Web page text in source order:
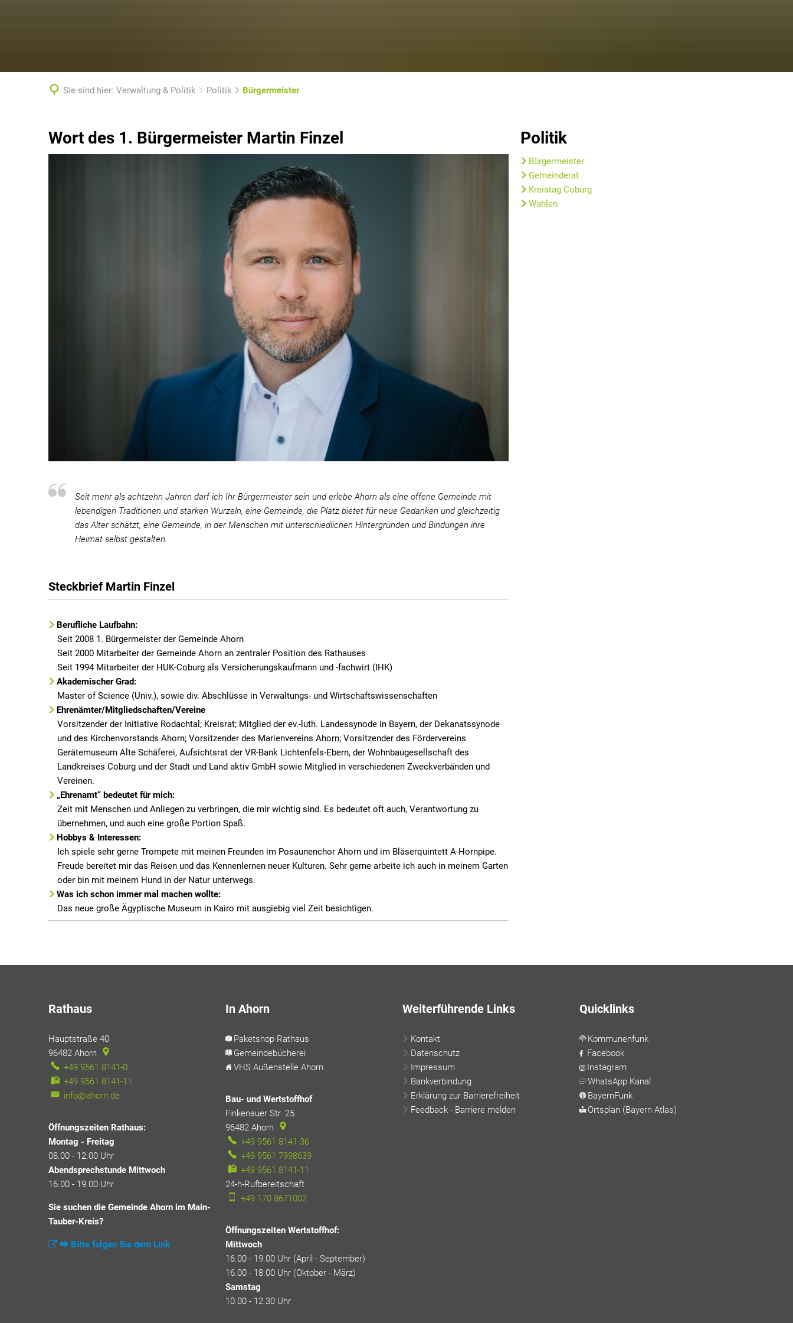
Sie sind hier: Verwaltung & Politik Politik Bürgermeister
Bürgermeister
Wort des 1. Bürgermeister Martin Finzel
Seit mehr als achtzehn Jahren darf ich Ihr Bürgermeister sein und erlebe Ahorn als eine offene Gemeinde mit
lebendigen Traditionen und starken Wurzeln, eine Gemeinde, die Platz bietet für neue Gedanken und gleichzeitig
das Alter schätzt, eine Gemeinde, in der Menschen mit unterschiedlichen Hintergründen und Bindungen ihre
Heimat selbst gestalten.
Steckbrief Martin Finzel
Berufliche Laufbahn:
Seit 2008 1. Bürgermeister der Gemeinde Ahorn
Seit 2000 Mitarbeiter der Gemeinde Ahorn an zentraler Position des Rathauses
Seit 1994 Mitarbeiter der HUK-Coburg als Versicherungskaufmann und -fachwirt (IHK)
Akademischer Grad:
Master of Science (Univ.), sowie div. Abschlüsse in Verwaltungs- und Wirtschaftswissenschaften
Ehrenämter/Mitgliedschaften/Vereine
Vorsitzender der Initiative Rodachtal; Kreisrat; Mitglied der ev.-luth. Landessynode in Bayern, der Dekanatssynode
und des Kirchenvorstands Ahorn; Vorsitzender des Marienvereins Ahorn; Vorsitzender des Fördervereins
Gerätemuseum Alte Schäferei, Aufsichtsrat der VR-Bank Lichtenfels-Ebern, der Wohnbaugesellschaft des
Landkreises Coburg und der Stadt und Land aktiv GmbH sowie Mitglied in verschiedenen Zweckverbänden und
Vereinen.
„Ehrenamt“ bedeutet für mich:
Zeit mit Menschen und Anliegen zu verbringen, die mir wichtig sind. Es bedeutet oft auch, Verantwortung zu
übernehmen, und auch eine große Portion Spaß.
Hobbys & Interessen:
Ich spiele sehr gerne Trompete mit meinen Freunden im Posaunenchor Ahorn und im Bläserquintett A-Hornpipe.
Freude bereitet mir das Reisen und das Kennenlernen neuer Kulturen. Sehr gerne arbeite ich auch in meinem Garten
oder bin mit meinem Hund in der Natur unterwegs.
Was ich schon immer mal machen wollte:
Das neue große Ägyptische Museum in Kairo mit ausgiebig viel Zeit besichtigen.
Politik
Bürgermeister
Gemeinderat
Kreistag Coburg
Wahlen
Rathaus
Hauptstraße 40
96482 Ahorn
+49 9561 8141-0
+49 9561 8141-11
info@ahorn.de
Öffnungszeiten Rathaus:
Montag - Freitag
08.00 - 12.00 Uhr
Abendsprechstunde Mittwoch
16.00 - 19.00 Uhr
Sie suchen die Gemeinde Ahorn im Main-
Tauber-Kreis?
⮕ Bitte folgen Sie dem Link
In Ahorn
Paketshop Rathaus
Gemeindebücherei
VHS Außenstelle Ahorn
Bau- und Wertstoffhof
Finkenauer Str. 25
96482 Ahorn
+49 9561 8141-36
+49 9561 7998639
+49 9561 8141-11
24-h-Rufbereitschaft
+49 170 8671002
Öffnungszeiten Wertstoffhof:
Mittwoch
16.00 - 19.00 Uhr (April - September)
16.00 - 18.00 Uhr (Oktober - März)
Samstag
10.00 - 12.30 Uhr
Weiterführende Links
Kontakt
Datenschutz
Impressum
Bankverbindung
Erklärung zur Barrierefreiheit
Feedback - Barriere melden
Quicklinks
Kommunenfunk
Facebook
Instagram
WhatsApp Kanal
BayernFunk
Ortsplan (Bayern Atlas)